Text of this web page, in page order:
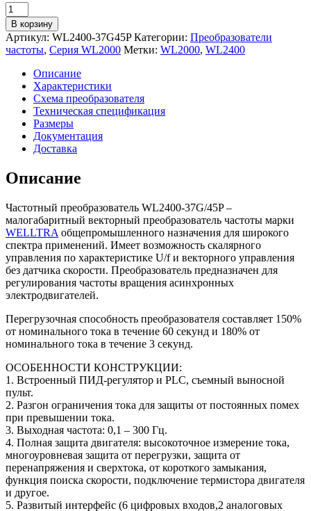
Количество
товара
Преобразователь
частоты
WELLTRA
WL2400-
37G/45P
(37/45
кВт
В корзину
Артикул: WL2400-37G45P Категории: Преобразователи
частоты, Серия WL2000 Метки: WL2000, WL2400
Описание
Характеристики
Схема преобразователя
Техническая спецификация
Размеры
Документация
Доставка
Описание
Частотный преобразователь WL2400-37G/45P –
малогабаритный векторный преобразователь частоты марки
WELLTRA общепромышленного назначения для широкого
спектра применений. Имеет возможность скалярного
управления по характеристике U/f и векторного управления
без датчика скорости. Преобразователь предназначен для
регулирования частоты вращения асинхронных
электродвигателей.
Перегрузочная способность преобразователя составляет 150%
от номинального тока в течение 60 секунд и 180% от
номинального тока в течение 3 секунд.
ОСОБЕННОСТИ КОНСТРУКЦИИ:
1. Встроенный ПИД-регулятор и PLC, съемный выносной
пульт.
2. Разгон ограничения тока для защиты от постоянных помех
при превышении тока.
3. Выходная частота: 0,1 – 300 Гц.
4. Полная защита двигателя: высокоточное измерение тока,
многоуровневая защита от перегрузки, защита от
перенапряжения и сверхтока, от короткого замыкания,
функция поиска скорости, подключение термистора двигателя
и другое.
5. Развитый интерфейс (6 цифровых входов,2 аналоговых